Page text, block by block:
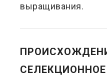
выращивания.